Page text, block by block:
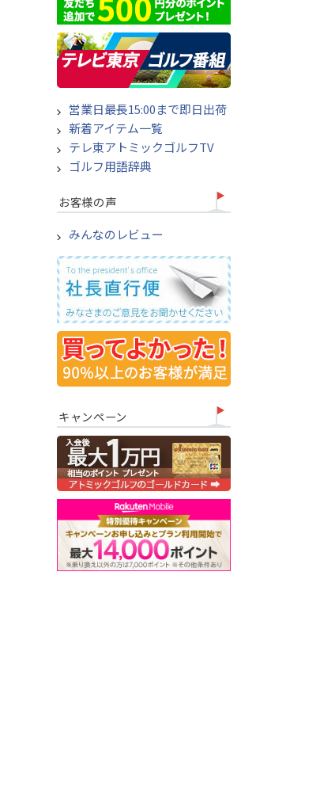
営業日最長15:00まで即日出荷
新着アイテム一覧
テレ東アトミックゴルフTV
ゴルフ用語辞典
お客様の声
みんなのレビュー
キャンペーン